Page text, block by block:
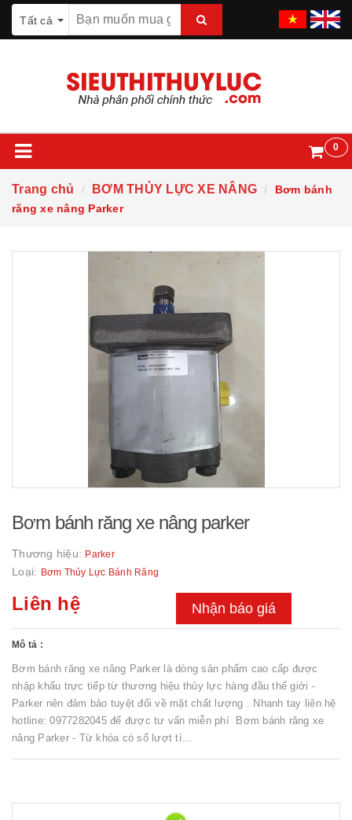
Tất cả
0
Trang chủ BƠM THỦY LỰC XE NÂNG
Bơm bánh
răng xe nâng Parker
Bơm bánh răng xe nâng parker
Thương hiệu: Parker
Loại: Bơm Thủy Lực Bánh Răng
Liên hệ Nhận báo giá
Mô tả :
Bơm bánh răng xe nâng Parker là dòng sản phẩm cao cấp được
nhập khẩu trực tiếp từ thương hiệu thủy lực hàng đầu thế giới -
Parker nên đảm bảo tuyệt đối về mặt chất lượng . Nhanh tay liên hệ
hotline: 0977282045 để được tư vấn miễn phí Bơm bánh răng xe
nâng Parker - Từ khóa có số lượt tì...